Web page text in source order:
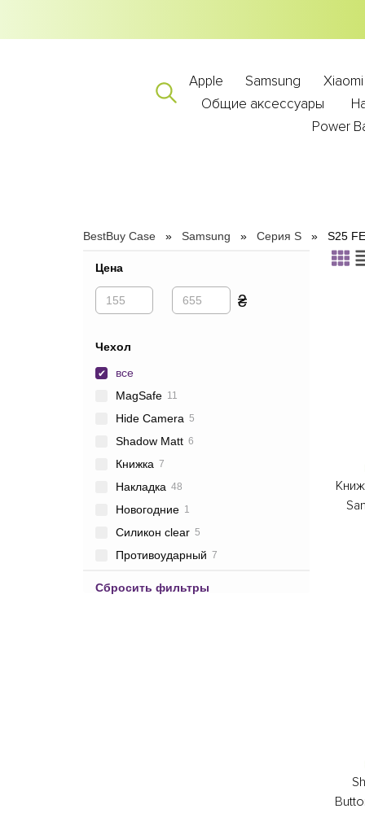
Apple Samsung Xiaomi
Общие аксессуары
Power
BestBuy Case Samsung Серия S S25 FE
Цена
₴
Чехол
все
MagSafe 11
Hide Camera 5
Shadow Matt 6
Книжка 7
Накладка 48
Новогодние 1
Силикон clear 5
Противоударный 7
Сбросить фильтры